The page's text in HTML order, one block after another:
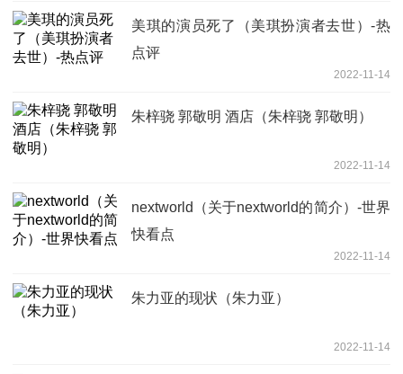
美琪的演员死了（美琪扮演者去世）-热
点评
2022-11-14
朱梓骁 郭敬明 酒店（朱梓骁 郭敬明）
2022-11-14
nextworld（关于nextworld的简介）-世界
快看点
2022-11-14
朱力亚的现状（朱力亚）
2022-11-14